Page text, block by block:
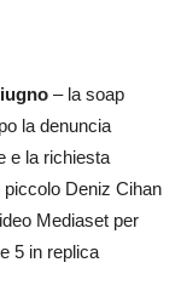
– la soap
la denuncia
e la richiesta
Deniz Cihan
Mediaset per
5 in replica